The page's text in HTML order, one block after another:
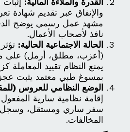
والإنفاق عبر تقديم شهادة
مشهد عمل رسمي يوضح
نافذ لأصحاب الأعمال.
الحالة الاجتماعية الحالية:
(أعزب، مطلق، أرمل) على
يمنع النظام تقييد المعاملة
بمسوغ طبي معتمد يثبت عجز
الوضع النظامي للعروس
إقامة نظامية سارية المفعول
سفر ساري ومستقل،
المخالفات.